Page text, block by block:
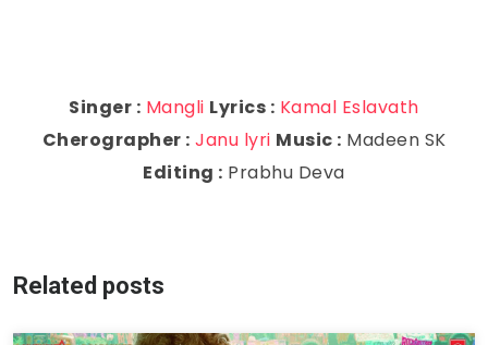
Singer : Mangli Lyrics : Kamal Eslavath
Cherographer : Janu lyri Music : Madeen SK
Editing : Prabhu Deva
Related posts